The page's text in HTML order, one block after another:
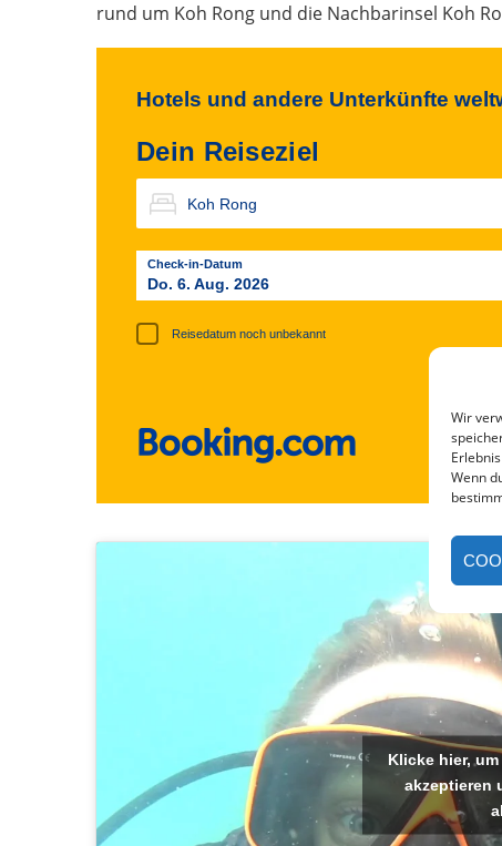
Wir
Wenn
rund um Koh Rong und die Nachbarinsel Koh
Hotels und andere Unterkünfte
Dein Reiseziel
Check-in-Datum
Do. 6. Aug. 2026
Reisedatum noch unbekannt
Klicke hier,
akzeptieren